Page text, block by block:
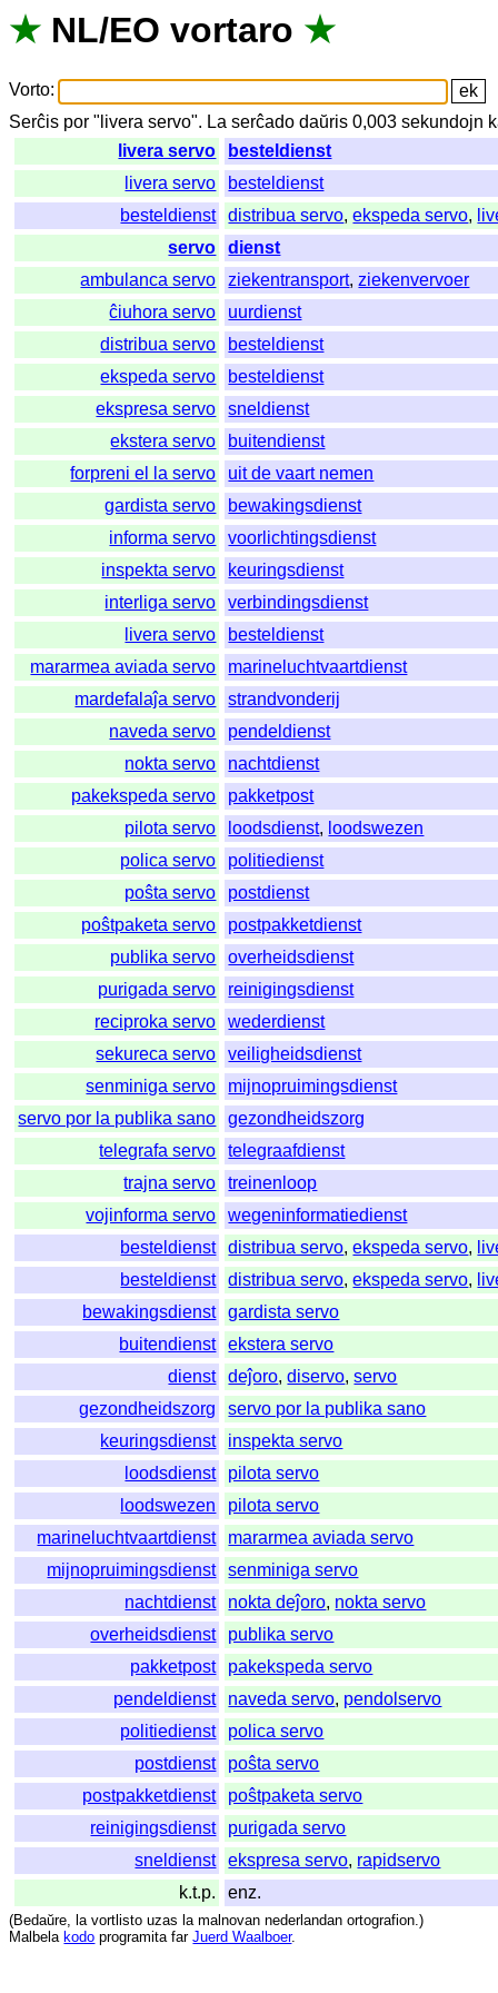
★ NL/EO vortaro ★
Vorto:
Serĉis por " livera servo". La serĉado daŭris 0,003sekundojn
livera servo
besteldienst
livera servo
besteldienst
besteldienst
distribua servo,ekspeda servo,
servo
dienst
ambulanca servo
ziekentransport,ziekenvervoer
ĉiuhora servo
uurdienst
distribua servo
besteldienst
ekspeda servo
besteldienst
ekspresa servo
sneldienst
ekstera servo
buitendienst
forpreni el la servo
uit de vaart nemen
gardista servo
bewakingsdienst
informa servo
voorlichtingsdienst
inspekta servo
keuringsdienst
interliga servo
verbindingsdienst
livera servo
besteldienst
mararmea aviada servo
marineluchtvaartdienst
mardefalaĵa servo
strandvonderij
naveda servo
pendeldienst
nokta servo
nachtdienst
pakekspeda servo
pakketpost
pilota servo
loodsdienst, loodswezen
polica servo
politiedienst
poŝta servo
postdienst
poŝtpaketa servo
postpakketdienst
publika servo
overheidsdienst
purigada servo
reinigingsdienst
reciproka servo
wederdienst
sekureca servo
veiligheidsdienst
senminiga servo
mijnopruimingsdienst
servo por la publika sano
gezondheidszorg
telegrafa servo
telegraafdienst
trajna servo
treinenloop
vojinforma servo
wegeninformatiedienst
besteldienst
distribua servo,ekspeda servo,
besteldienst
distribua servo,ekspeda servo,
bewakingsdienst
gardista servo
buitendienst
ekstera servo
dienst
deĵoro,diservo,servo
gezondheidszorg
servo por la publika sano
keuringsdienst
inspekta servo
loodsdienst
pilota servo
loodswezen
pilota servo
marineluchtvaartdienst
mararmea aviada servo
mijnopruimingsdienst
senminiga servo
nachtdienst
nokta deĵoro, nokta servo
overheidsdienst
publika servo
pakketpost
pakekspeda servo
pendeldienst
naveda servo, pendolservo
politiedienst
polica servo
postdienst
poŝta servo
postpakketdienst
poŝtpaketa servo
reinigingsdienst
purigada servo
sneldienst
ekspresa servo, rapidservo
k.t.p.
enz.
(Bedaŭre, la vortlisto uzas la malnovan nederlandan ortografion.)
Malbela kodo programita far Juerd Waalboer.